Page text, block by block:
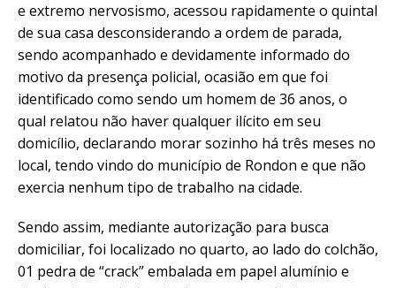
e extremo nervosismo, acessou rapidamente o quintal
de sua casa desconsiderando a ordem de parada,
sendo acompanhado e devidamente informado do
motivo da presença policial, ocasião em que foi
identificado como sendo um homem de 36 anos, o
qual relatou não haver qualquer ilícito em seu
domicílio, declarando morar sozinho há três meses no
local, tendo vindo do município de Rondon e que não
exercia nenhum tipo de trabalho na cidade.
Sendo assim, mediante autorização para busca
domiciliar, foi localizado no quarto, ao lado do colchão,
01 pedra de “crack” embalada em papel alumínio e